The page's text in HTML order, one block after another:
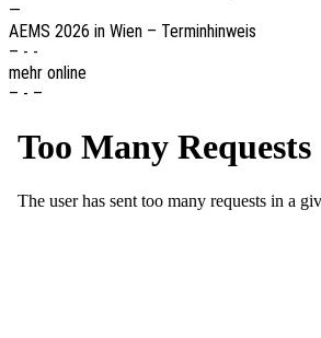
—
AEMS 2026 in Wien – Terminhinweis
– - -
mehr online
– - –